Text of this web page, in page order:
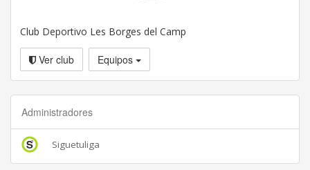
Club Deportivo Les Borges del Camp
Ver club Equipos
Administradores
Siguetuliga